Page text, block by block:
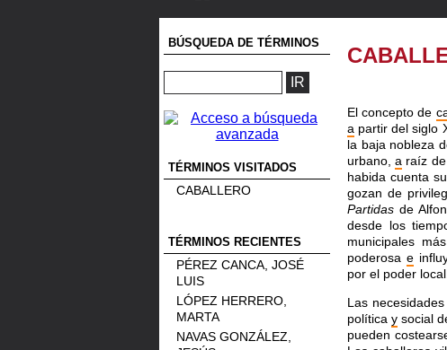
BÚSQUEDA DE TÉRMINOS
TÉRMINOS VISITADOS
CABALLERO
TÉRMINOS RECIENTES
PÉREZ CANCA, JOSÉ
LUIS
LÓPEZ HERRERO,
MARTA
NAVAS GONZÁLEZ,
El concepto de
a partir del siglo
la baja nobleza
urbano,a raíz
habida cuenta
gozan de
Partidas de
desde los
municipales
poderosae
por el poder local.
Las
políticay social
pueden